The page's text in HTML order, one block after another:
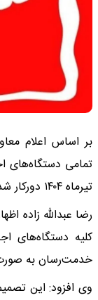
بر اساس اعلام
تمامی دستگاه‌های
تیرماه ۱۴۰۴ دورکار شدند.
کلیه دستگاه‌های
خدمت‌رسان به
وی افزود: این